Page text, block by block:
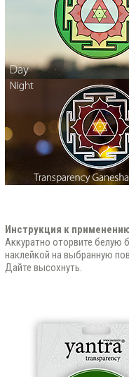
Инструкция к
Аккуратно оторвите белую
наклейкой на выбранную
Дайте высохнуть.